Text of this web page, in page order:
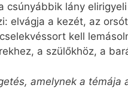
csúnyábbik lány
elvágja a kezét, az
kell
a szülőkhöz, a
amelynek a témája